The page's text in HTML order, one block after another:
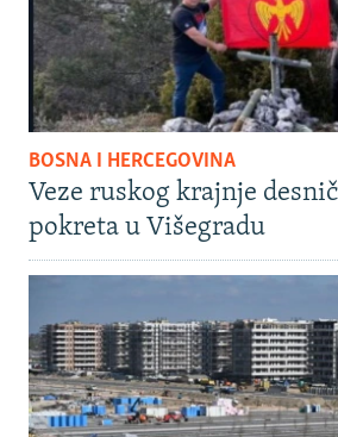
BOSNA I HERCEGOVINA
Veze ruskog krajnje
pokreta u Višegradu